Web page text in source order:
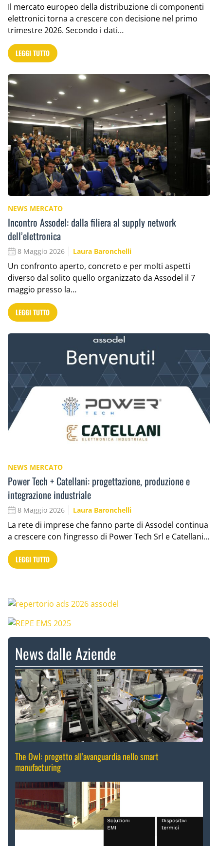
Il mercato europeo della distribuzione di componenti
elettronici torna a crescere con decisione nel primo
trimestre 2026. Secondo i dati…
LEGGI TUTTO
NEWS MERCATO
Incontro Assodel: dalla filiera al supply network
dell’elettronica
8 Maggio 2026 Laura Baronchelli
Un confronto aperto, concreto e per molti aspetti
diverso dal solito quello organizzato da Assodel il 7
maggio presso la…
LEGGI TUTTO
NEWS MERCATO
Power Tech + Catellani: progettazione, produzione e
integrazione industriale
8 Maggio 2026 Laura Baronchelli
La rete di imprese che fanno parte di Assodel continua
a crescere con l’ingresso di Power Tech Srl e Catellani…
LEGGI TUTTO
News dalle Aziende
The Owl: progetto all’avanguardia nello smart
manufacturing